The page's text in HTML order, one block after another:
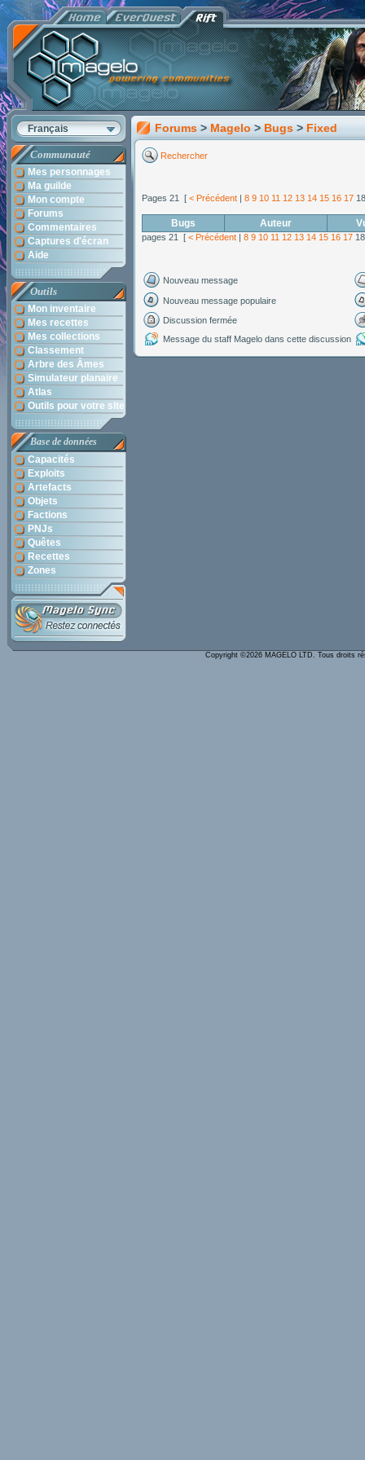
Français
Communauté
Mes personnages
Ma guilde
Mon compte
Forums
Commentaires
Captures d'écran
Aide
Outils
Mon inventaire
Mes recettes
Mes collections
Classement
Arbre des Âmes
Simulateur planaire
Atlas
Outils pour votre site
Base de données
Capacités
Exploits
Artefacts
Objets
Factions
PNJs
Quêtes
Recettes
Zones
Forums > Magelo > Bugs > Fixed
Rechercher
Pages 21 [ < Précédent | 8 9 10 11 12 13 14 15 16 17
Bugs Auteur
pages 21 [ < Précédent | 8 9 10 11 12 13 14 15 16 17
Nouveau message
Nouveau message populaire
Discussion fermée
Message du staff Magelo dans cette discussion
Copyright ©2026 MAGELO LTD. Tous droits